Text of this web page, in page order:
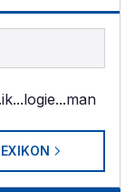
...logie...man